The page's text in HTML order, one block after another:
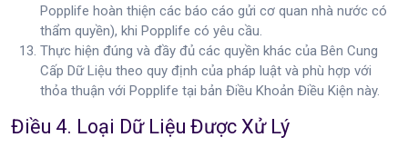
Popplife hoàn thiện các báo cáo gửi cơ quan nhà nước có
thẩm quyền), khi Popplife có yêu cầu.
Thực hiện đúng và đầy đủ các quyền khác của Bên Cung
Cấp Dữ Liệu theo quy định của pháp luật và phù hợp với
thỏa thuận với Popplife tại bản Điều Khoản Điều Kiện này.
Điều 4. Loại Dữ Liệu Được Xử Lý